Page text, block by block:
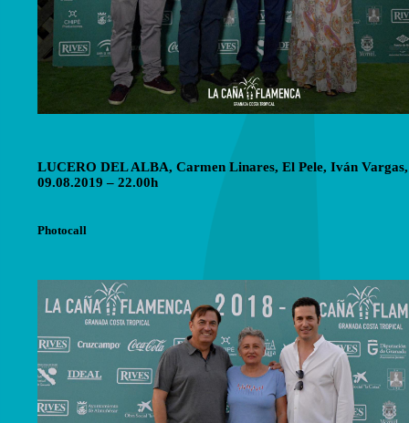
Photocall
LUCERO DEL ALBA, Carmen Linares, El Pele, Iván
09.08.2019 – 22.00h